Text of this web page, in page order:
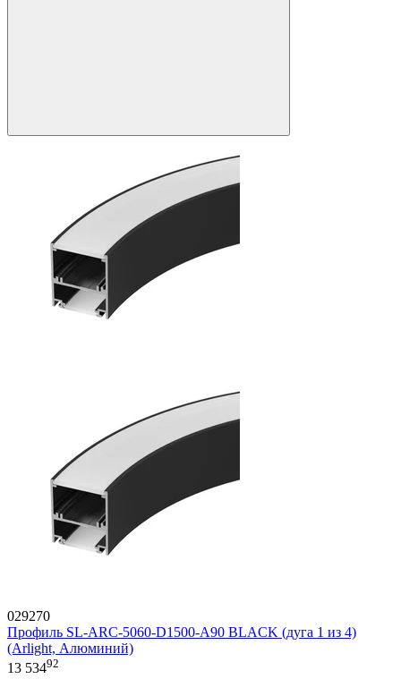
029270
Профиль SL-ARC-5060-D1500-A90 BLACK (дуга 1 из 4)
(Arlight, Алюминий)
13 53492